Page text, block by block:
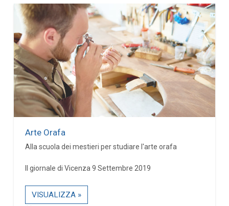
Arte Orafa
Alla scuola dei mestieri per studiare l'arte orafa
Il giornale di Vicenza 9 Settembre 2019
VISUALIZZA »